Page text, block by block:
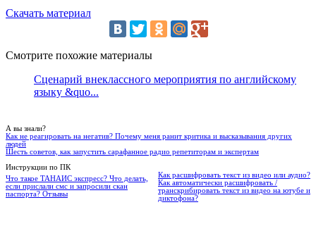
Скачать материал
Смотрите похожие материалы
Сценарий внеклассного мероприятия по английскому
языку &quo...
А вы знали?
Как не реагировать на негатив? Почему меня ранит критика и высказывания других
людей
Шесть советов, как запустить сарафанное радио репетиторам и экспертам
Инструкции по ПК
Что такое ТАНАИС экспресс? Что делать,
если прислали смс и запросили скан
паспорта? Отзывы
Как расшифровать текст из видео или аудио?
Как автоматически расшифровать /
транскрибировать текст из видео на ютубе и
диктофона?